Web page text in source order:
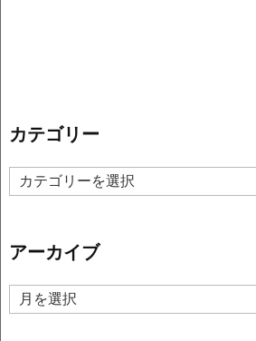
カテゴリー
カ
テ
ー
アーカイブ
ア
ー